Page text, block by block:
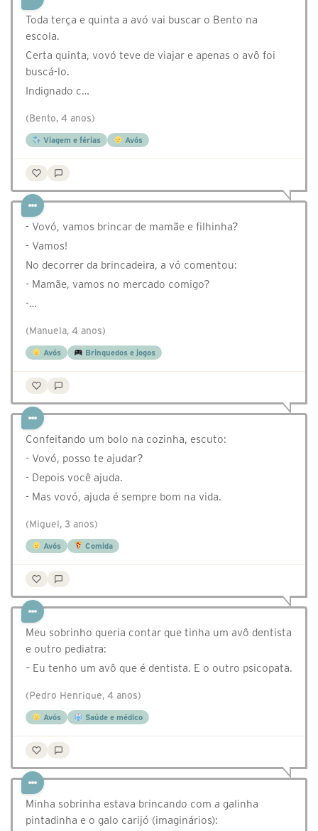
Toda terça e quinta a avó vai buscar o Bento na
escola.
Certa quinta, vovó teve de viajar e apenas o avô foi
buscá-lo.
Indignado c…
(Bento, 4 anos)
Viagem e férias Avós
- Vovó, vamos brincar de mamãe e filhinha?
- Vamos!
No decorrer da brincadeira, a vó comentou:
- Mamãe, vamos no mercado comigo?
-…
(Manuela, 4 anos)
Avós Brinquedos e jogos
Confeitando um bolo na cozinha, escuto:
- Vovó, posso te ajudar?
- Depois você ajuda.
- Mas vovó, ajuda é sempre bom na vida.
(Miguel, 3 anos)
Avós Comida
Meu sobrinho queria contar que tinha um avô dentista
e outro pediatra:
– Eu tenho um avô que é dentista. E o outro psicopata.
(Pedro Henrique, 4 anos)
Avós Saúde e médico
Minha sobrinha estava brincando com a galinha
pintadinha e o galo carijó (imaginários):